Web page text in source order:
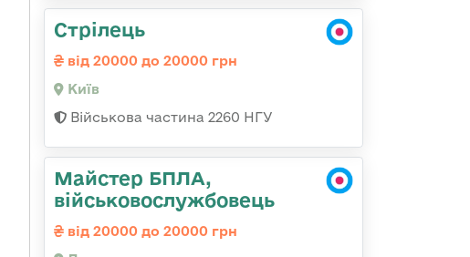
Стрілець
від 20000 до 20000 грн
Київ
Військова частина 2260 НГУ
Майстер БПЛА,
військовослужбовець
від 20000 до 20000 грн